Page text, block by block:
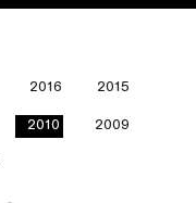
2016 2015
2010 2009